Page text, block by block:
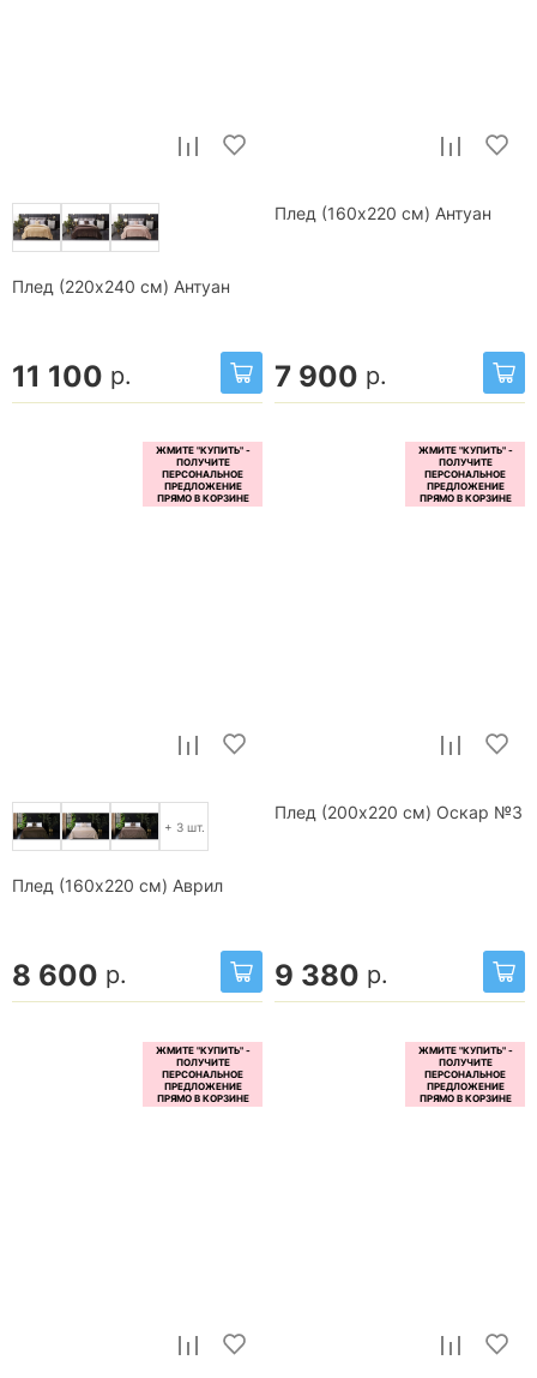
Плед (220x240 см) Антуан
11 100 р.
Плед (160x220 см) Антуан
7 900 р.
+ 3 шт.
Плед (160x220 см) Аврил
8 600 р.
Плед (200x220 см) Оскар №3
9 380 р.